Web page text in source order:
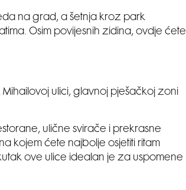
na grad, a šetnja kroz park
Osim povijesnih zidina, ovdje ćete
ulici, glavnoj pješačkoj zoni
ulične svirače i prekrasne
kojem ćete najbolje osjetiti ritam
ove ulice idealan je za uspomene